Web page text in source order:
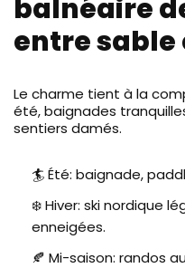
balnéaire
entre sable
Le charme tient à la
été, baignades
sentiers damés.
🏄 Été: baignade,
❄️ Hiver: ski nordique
enneigées.
🍂 Mi-saison: randos